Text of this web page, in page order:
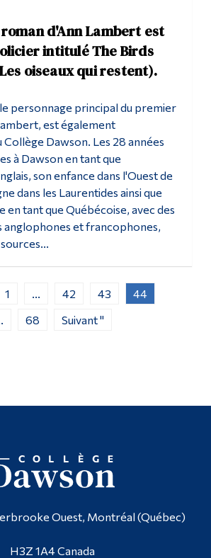
d'Ann Lambert est
intitulé The Birds
oiseaux qui restent).
personnage principal du premier
est également
Collège Dawson. Les 28 années
à Dawson en tant que
son enfance dans l'Ouest de
dans les Laurentides ainsi que
en tant que Québécoise, avec des
anglophones et francophones,
1 42 43
44
68 Suivant "
Ouest, Montréal (Québec)
H3Z 1A4 Canada